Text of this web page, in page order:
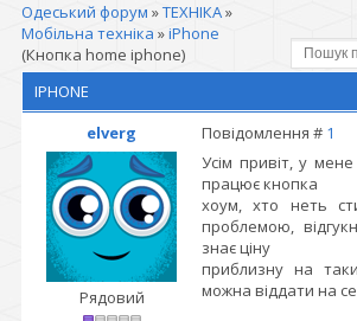
Одеський форум »ТЕХНІКА»
Мобільна техніка »iPhone
(Кнопка home iphone)
IPHONE
elverg
Повідомлення # 1
Рядовий
Усім привіт, у
працює кнопка
хоум, хто неть
проблемою,
знає ціну
приблизну на
можна віддати на